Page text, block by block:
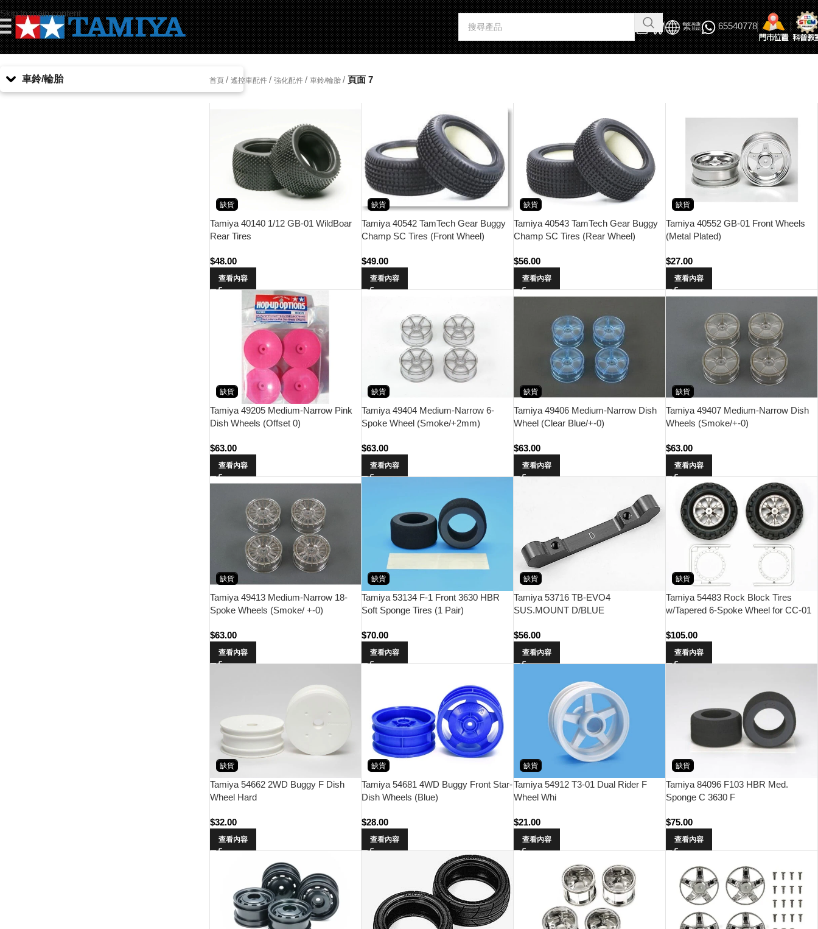
Skip to main content
繁體 65540778
車鈴/輪胎 首頁 / 遙控車配件 / 強化配件 / 車鈴/輪胎 / 頁面 7
缺貨
Tamiya 40140 1/12 GB-01 WildBoar
Rear Tires
$48.00
查看內容
缺貨
Tamiya 40542 TamTech Gear Buggy
Champ SC Tires (Front Wheel)
$49.00
查看內容
缺貨
Tamiya 40543 TamTech Gear Buggy
Champ SC Tires (Rear Wheel)
$56.00
查看內容
缺貨
Tamiya 40552 GB-01 Front Wheels
(Metal Plated)
$27.00
查看內容
缺貨
Tamiya 49205 Medium-Narrow Pink
Dish Wheels (Offset 0)
$63.00
查看內容
缺貨
Tamiya 49404 Medium-Narrow 6-
Spoke Wheel (Smoke/+2mm)
$63.00
查看內容
缺貨
Tamiya 49406 Medium-Narrow Dish
Wheel (Clear Blue/+-0)
$63.00
查看內容
缺貨
Tamiya 49407 Medium-Narrow Dish
Wheels (Smoke/+-0)
$63.00
查看內容
缺貨
Tamiya 49413 Medium-Narrow 18-
Spoke Wheels (Smoke/ +-0)
$63.00
查看內容
缺貨
Tamiya 53134 F-1 Front 3630 HBR
Soft Sponge Tires (1 Pair)
$70.00
查看內容
缺貨
Tamiya 53716 TB-EVO4
SUS.MOUNT D/BLUE
$56.00
查看內容
缺貨
Tamiya 54483 Rock Block Tires
w/Tapered 6-Spoke Wheel for CC-01
$105.00
查看內容
缺貨
Tamiya 54662 2WD Buggy F Dish
Wheel Hard
$32.00
查看內容
缺貨
Tamiya 54681 4WD Buggy Front Star-
Dish Wheels (Blue)
$28.00
查看內容
缺貨
Tamiya 54912 T3-01 Dual Rider F
Wheel Whi
$21.00
查看內容
缺貨
Tamiya 84096 F103 HBR Med.
Sponge C 3630 F
$75.00
查看內容